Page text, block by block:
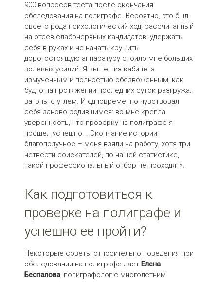
900 вопросов теста после окончания
обследования на полиграфе. Вероятно, это был
своего рода психологический ход, рассчитанный
на отсев слабонервных кандидатов: удержать
себя в руках и не начать крушить
дорогостоящую аппаратуру стоило мне больших
волевых усилий. Я вышел из кабинета
измученным и полностью обезвоженным, как
будто на протяжении последних суток разгружал
вагоны с углем. И одновременно чувствовал
себя заново родившимся: во мне крепла
уверенность, что проверку на полиграфе я
прошел успешно... Окончание истории
благополучное – меня взяли на работу, хотя три
четверти соискателей, по нашей статистике,
такой профессиональный отбор не проходят».
Как подготовиться к
проверке на полиграфе и
успешно ее пройти?
Некоторые советы относительно поведения при
обследовании на полиграфе дает Елена
Беспалова, полиграфолог с многолетним